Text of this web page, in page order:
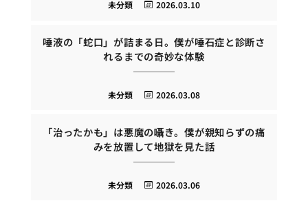
2026.03.10
未分類
唾液の「蛇口」が詰まる日。僕が唾石症と診断さ
れるまでの奇妙な体験
2026.03.08
未分類
「治ったかも」は悪魔の囁き。僕が親知らずの痛
みを放置して地獄を見た話
2026.03.06
未分類